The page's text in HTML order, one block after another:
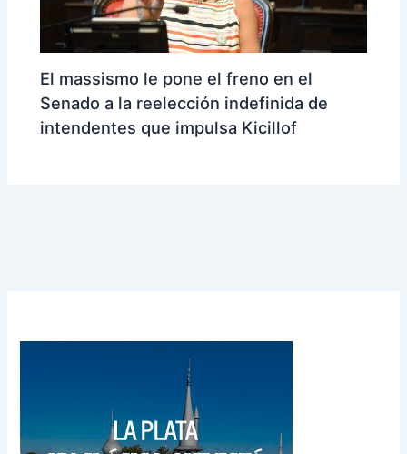
El massismo le pone el freno en el
Senado a la reelección indefinida de
intendentes que impulsa Kicillof